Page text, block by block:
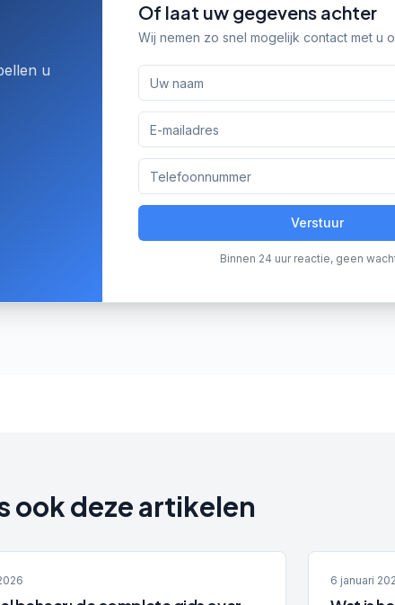
u
Of laat uw gegevens achter
Wij nemen zo snel mogelijk contact met u
Verstuur
Binnen 24 uur reactie, geen
ook deze artikelen
6 januari